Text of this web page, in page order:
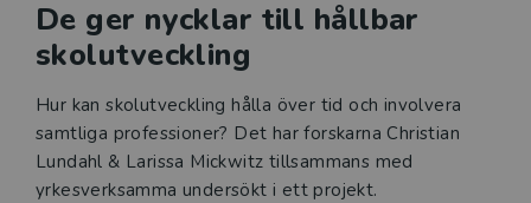
De ger nycklar till hållbar
skolutveckling
Hur kan skolutveckling hålla över tid och involvera
samtliga professioner? Det har forskarna Christian
Lundahl & Larissa Mickwitz tillsammans med
yrkesverksamma undersökt i ett projekt.